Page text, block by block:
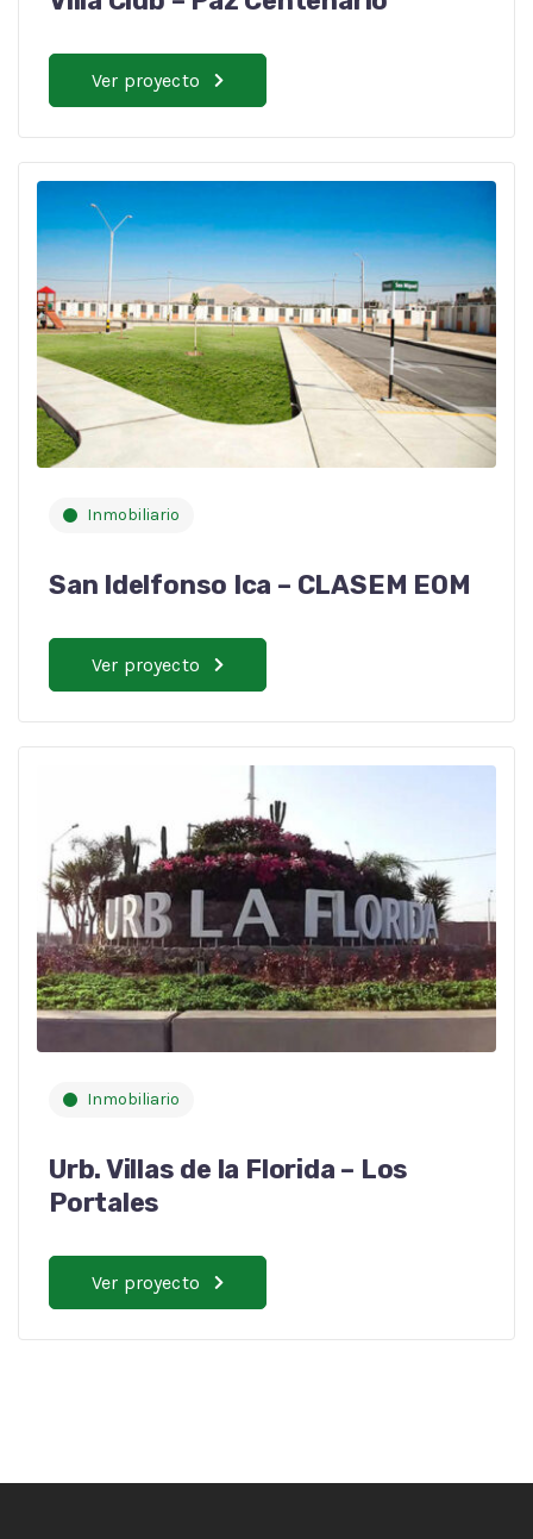
Ver proyecto
Inmobiliario
San Idelfonso Ica – CLASEM EOM
Ver proyecto
Inmobiliario
Urb. Villas de la Florida – Los
Portales
Ver proyecto